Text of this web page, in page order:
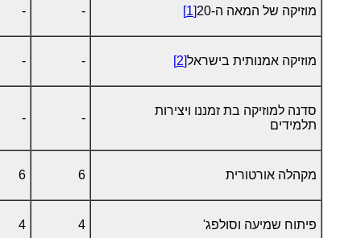
מוזיקה של המאה ה-20 [1]
-
-
מוזיקה אמנותית בישראל[2]
-
-
סדנה למוזיקה בת זמננו ויצירות
תלמידים
-
-
מקהלה אורטורית 6
6
פיתוח שמיעה וסולפג' 4
4